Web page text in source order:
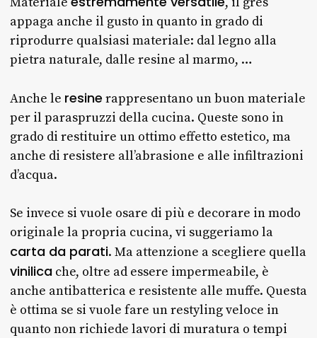
appaga anche il gusto in quanto in grado di
riprodurre qualsiasi materiale: dal legno alla
pietra naturale, dalle resine al marmo, …
Anche le resine rappresentano un buon materiale
per il paraspruzzi della cucina. Queste sono in
grado di restituire un ottimo effetto estetico, ma
anche di resistere all’abrasione e alle infiltrazioni
d’acqua.
Se invece si vuole osare di più e decorare in modo
originale la propria cucina, vi suggeriamo la
carta da parati. Ma attenzione a scegliere quella
vinilicache, oltre ad essere impermeabile, è
anche antibatterica e resistente alle muffe. Questa
è ottima se si vuole fare un restyling veloce in
quanto non richiede lavori di muratura o tempi